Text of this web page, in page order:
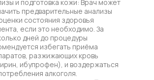
и подготовка кожи: Врач может
предварительные анализы
состояния здоровья
если это необходимо. За
дней до процедуры
избегать приёма
разжижающих кровь
ибупрофен), и воздержаться
алкоголя.